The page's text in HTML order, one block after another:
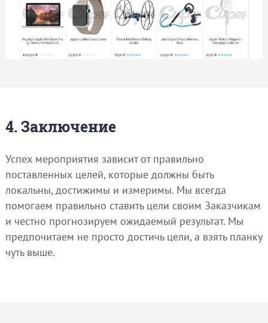
4. Заключение
Успех мероприятия зависит от правильно
поставленных целей, которые должны быть
локальны, достижимы и измеримы. Мы всегда
помогаем правильно ставить цели своим Заказчикам
и честно прогнозируем ожидаемый результат. Мы
предпочитаем не просто достичь цели, а взять планку
чуть выше.